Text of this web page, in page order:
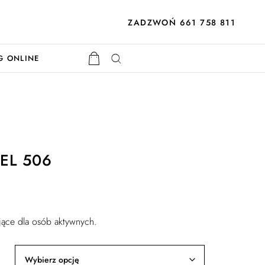
ZADZWOŃ 661 758 811
ONLINE
506
dla osób aktywnych.